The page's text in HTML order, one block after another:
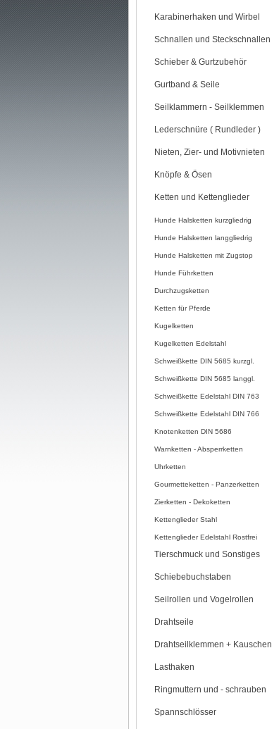
Karabinerhaken und Wirbel
Schnallen und Steckschnallen
Schieber & Gurtzubehör
Gurtband & Seile
Seilklammern - Seilklemmen
Lederschnüre ( Rundleder )
Nieten, Zier- und Motivnieten
Knöpfe & Ösen
Ketten und Kettenglieder
Hunde Halsketten kurzgliedrig
Hunde Halsketten langgliedrig
Hunde Halsketten mit Zugstop
Hunde Führketten
Durchzugsketten
Ketten für Pferde
Kugelketten
Kugelketten Edelstahl
Schweißkette DIN 5685 kurzgl.
Schweißkette DIN 5685 langgl.
Schweißkette Edelstahl DIN 763
Schweißkette Edelstahl DIN 766
Knotenketten DIN 5686
Warnketten - Absperrketten
Uhrketten
Gourmetteketten - Panzerketten
Zierketten - Dekoketten
Kettenglieder Stahl
Kettenglieder Edelstahl Rostfrei
Tierschmuck und Sonstiges
Schiebebuchstaben
Seilrollen und Vogelrollen
Drahtseile
Drahtseilklemmen + Kauschen
Lasthaken
Ringmuttern und - schrauben
Spannschlösser